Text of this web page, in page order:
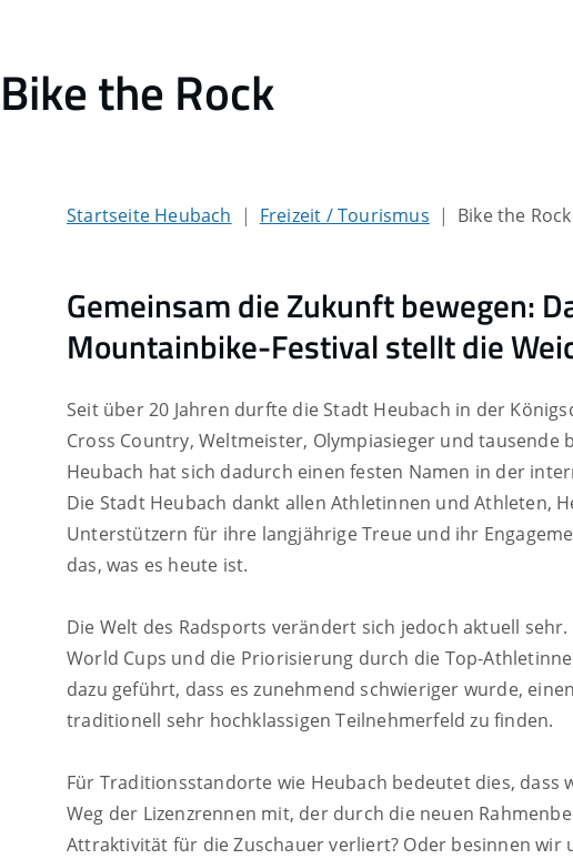
Bike the Rock
Startseite Heubach Freizeit / Tourismus Bike the Rock
Gemeinsam die Zukunft bewegen:
Mountainbike-Festival stellt die
Seit über 20 Jahren durfte die Stadt Heubach in der
Cross Country, Weltmeister, Olympiasieger und tausende
Heubach hat sich dadurch einen festen Namen in der
Die Stadt Heubach dankt allen Athletinnen und Athleten,
Unterstützern für ihre langjährige Treue und ihr
das, was es heute ist.
Die Welt des Radsports verändert sich jedoch aktuell
World Cups und die Priorisierung durch die Top-
dazu geführt, dass es zunehmend schwieriger wurde,
traditionell sehr hochklassigen Teilnehmerfeld zu finden.
Für Traditionsstandorte wie Heubach bedeutet dies, dass
Weg der Lizenzrennen mit, der durch die neuen
Attraktivität für die Zuschauer verliert? Oder besinnen wir